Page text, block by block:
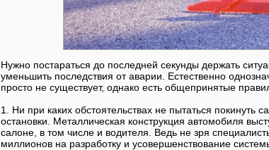
Нужно постараться до последней секунды держать
уменьшить последствия от аварии. Естественно
просто не существует, однако есть общепринятые
1. Ни при каких обстоятельствах не пытаться покинуть
остановки. Металлическая конструкция автомобиля
салоне, в том числе и водителя. Ведь не зря
миллионов на разработку и усовершенствование